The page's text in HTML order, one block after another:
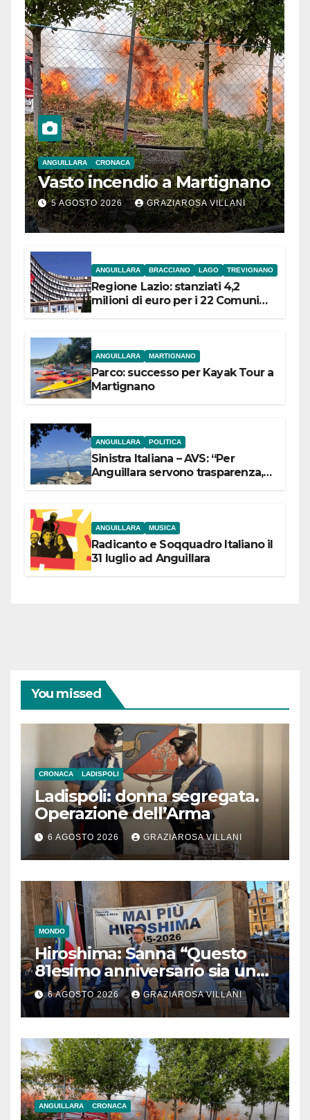
ANGUILLARA CRONACA
Vasto incendio a Martignano
5 AGOSTO 2026 GRAZIAROSA VILLANI
ANGUILLARA BRACCIANO LAGO TREVIGNANO
Regione Lazio: stanziati 4,2
milioni di euro per i 22 Comuni
ANGUILLARA MARTIGNANO
Parco: successo per Kayak Tour a
Martignano
ANGUILLARA POLITICA
Sinistra Italiana – AVS: “Per
Anguillara servono trasparenza,
ANGUILLARA MUSICA
Radicanto e Soqquadro Italiano il
31 luglio ad Anguillara
You missed
CRONACA LADISPOLI
Ladispoli: donna segregata.
Operazione dell’Arma
6 AGOSTO 2026 GRAZIAROSA VILLANI
MONDO
Hiroshima: Sanna “Questo
81esimo anniversario sia un
monito per tutti”
6 AGOSTO 2026 GRAZIAROSA VILLANI
ANGUILLARA CRONACA